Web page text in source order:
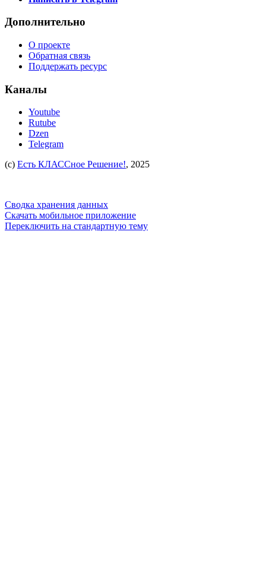
Дополнительно
О проекте
Обратная связь
Поддержать ресурс
Каналы
Youtube
Rutube
Dzen
Telegram
(c) Есть КЛАССное Решение!, 2025
Сводка хранения данных
Скачать мобильное приложение
Переключить на стандартную тему